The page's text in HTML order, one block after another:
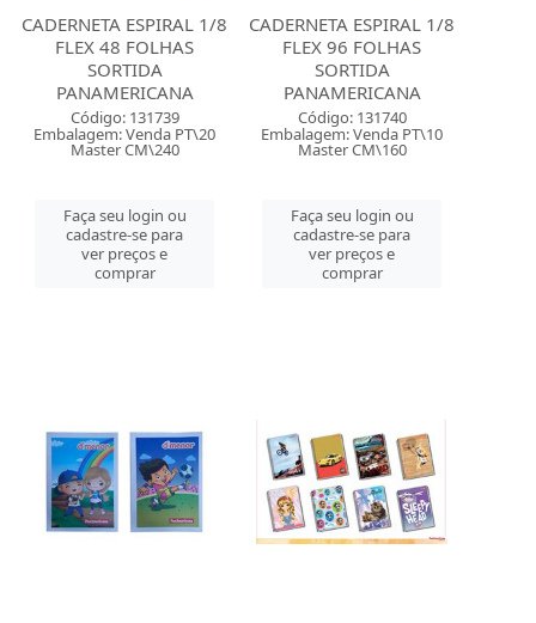
CADERNETA ESPIRAL 1/8
FLEX 48 FOLHAS
SORTIDA
PANAMERICANA
Código: 131739
Embalagem: Venda PT\20
Master CM\240
Faça seu login ou
cadastre-se para
ver preços e
comprar
CADERNETA ESPIRAL 1/8
FLEX 96 FOLHAS
SORTIDA
PANAMERICANA
Código: 131740
Embalagem: Venda PT\10
Master CM\160
Faça seu login ou
cadastre-se para
ver preços e
comprar